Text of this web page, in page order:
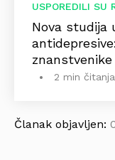
USPOREDILI SU
Nova studija
znanstvenike
2 min čitanja
Članak objavljen: